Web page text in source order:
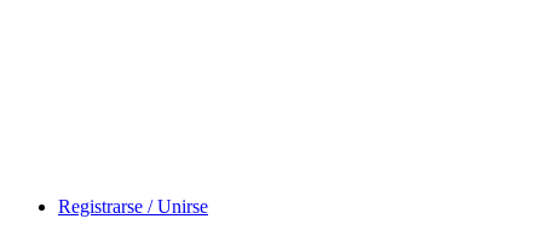
Registrarse / Unirse